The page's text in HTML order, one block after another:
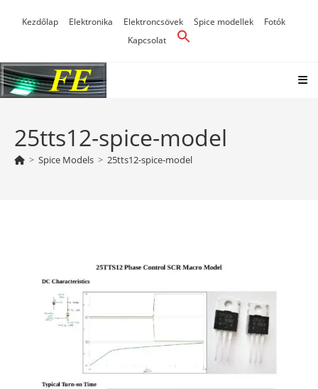
Kezdőlap Elektronika Elektroncsövek Spice modellek
Fotók
Kapcsolat
25tts12-spice-model
> Spice Models > 25tts12-spice-model